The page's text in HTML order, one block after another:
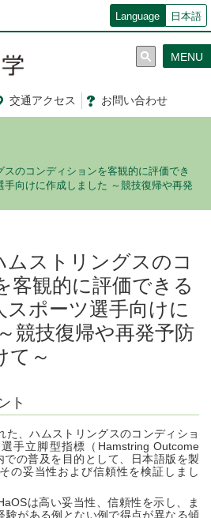
Language 日本語
交通アクセス お問い合わせ
MENU
スのコンディションを客観的に評価でき
手向けに作成しました ～競技復帰や再発
ムストリングスのコ
客観的に評価できる
スポーツ選手向けに
競技復帰や再発予防
て～
ト
た、ハムストリングスのコンディショ
手立脚型指標（Hamstring Outcome
での普及を目的として、日本語版を製
の妥当性および信頼性を検証しまし
は高い妥当性、信頼性を示し、ま
験がある例とない例で得点が異なる傾